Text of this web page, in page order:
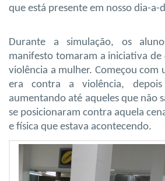
que está presente em nosso dia-a-
Durante a simulação, os
manifesto tomaram a iniciativa
violência a mulher. Começou com
era contra a violência,
aumentando até aqueles que não
se posicionaram contra aquela
e física que estava acontecendo.